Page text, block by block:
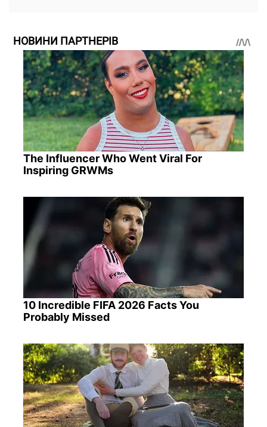
НОВИНИ ПАРТНЕРІВ
The Influencer Who Went Viral For
Inspiring GRWMs
10 Incredible FIFA 2026 Facts You
Probably Missed